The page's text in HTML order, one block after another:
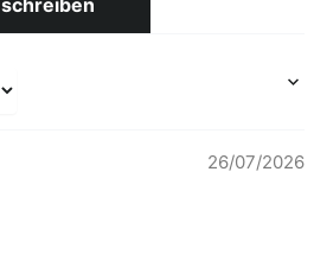
schreiben
26/07/2026